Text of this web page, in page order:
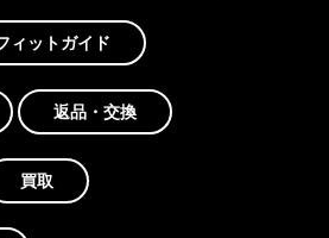
ィットガイド
返品・交換
買取